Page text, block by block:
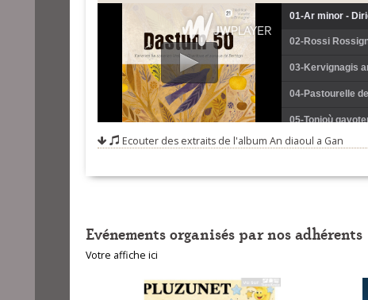
01-Ar minor -
02-Rossi
03-Kervignagis
04-Pastourelle
05-Tonioù
06-Avant-deux
11-Je suis la
Ecouter des extraits de l'album An diaoul a Gan
Evénements organisés par nos adhérents
Votre affiche ici